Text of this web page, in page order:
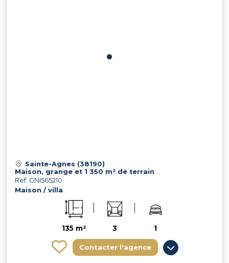
Sainte-Agnes (38190)
Maison, grange et 1 350 m² de terrain
Ref: GNI565210
Maison / villa
135 m² 3 1
Contacter l'agence